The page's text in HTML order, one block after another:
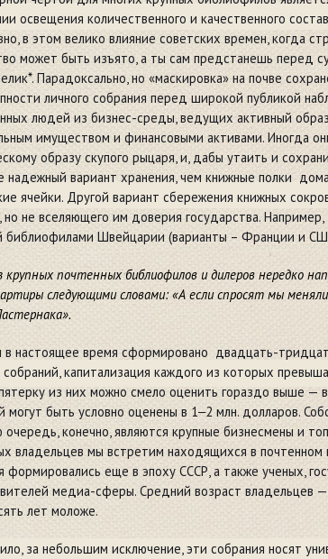
освещения количественного и качественного
в этом велико влияние советских времен, когда
может быть изъято, а ты сам предстанешь перед
*. Парадоксально, но «маскировка» на почве
личного собрания перед широкой публикой
людей из бизнес-среды, ведущих активный
имуществом и финансовыми активами. Иногда
образу скупого рыцаря, и, дабы утаить и
надежный вариант хранения, чем книжные полки
ячейки. Другой вариант сбережения книжных
но не вселяющего им доверия государства.
библиофилами Швейцарии (варианты – Франции и
крупных почтенных библиофилов и дилеров нередко
следующими словами: «А если спросят мы
в настоящее время сформировано двадцать-
капитализация каждого из которых
из них можно смело оценить гораздо выше —
могут быть условно оценены в 1‒2 млн. долларов.
очередь, конечно, являются крупные бизнесмены и
владельцев мы встретим находящихся в почтенном
формировались еще в эпоху СССР, а также ученых,
медиа-сферы. Средний возраст владельцев
лет моложе.
за небольшим исключение, эти собрания носят